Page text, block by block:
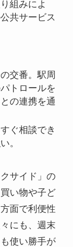
組みによ
共サービス
交番。駅周
トロールを
の連携を通
ぐ相談でき
。
サイド」の
い物や子ど
面で利便性
にも、週末
使い勝手が